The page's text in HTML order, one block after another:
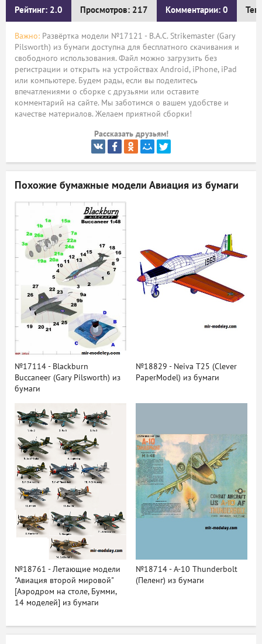
Рейтинг: 2.0 Просмотров: 217 Комментарии: 0
Важно: Развёртка модели №17121 - B.A.C. Strikemaster (Gary
Pilsworth) из бумаги доступна для бесплатного скачивания и
свободного использования. Файл можно загрузить без
регистрации и открыть на устройствах Android, iPhone, iPad
или компьютере. Будем рады, если вы поделитесь
впечатлениями о сборке с друзьями или оставите
комментарий на сайте. Мы заботимся о вашем удобстве и
качестве материалов. Желаем приятной сборки!
Рассказать друзьям!
Похожие бумажные модели Авиация из бумаги
№17114 - Blackburn
Buccaneer (Gary Pilsworth) из
бумаги
№18829 - Neiva T25 (Clever
PaperModel) из бумаги
№18761 - Летающие модели
"Авиация второй мировой"
[Аэродром на столе, Бумми,
14 моделей] из бумаги
№18714 - A-10 Thunderbolt
(Пеленг) из бумаги